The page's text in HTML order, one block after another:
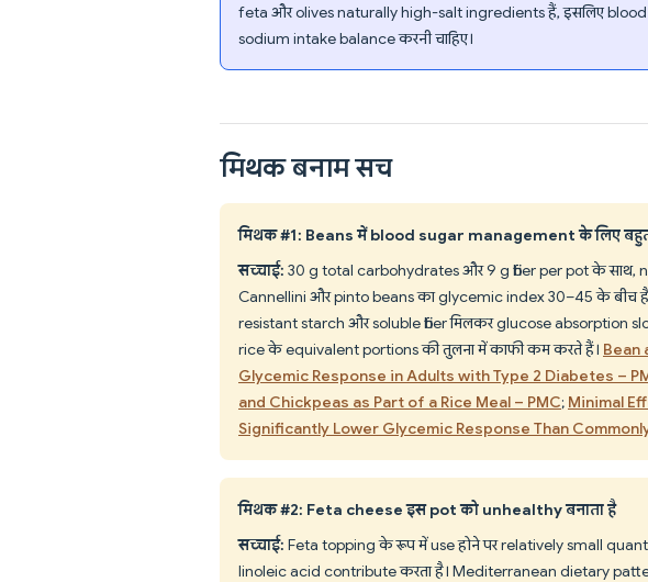
feta और olives naturally high-salt ingredients हैं, इसलिए blood
sodium intake balance करनी चाहिए।
मिथक बनाम सच
मिथक #1: Beans में blood sugar management के लिए बहुत
सच्चाई: 30 g total carbohydrates और 9 g fiber per pot के साथ,
Cannellini और pinto beans का glycemic index 30–45 के बीच
resistant starch और soluble fiber मिलकर glucose absorption
rice के equivalent portions की तुलना में काफी कम करते हैं। Bean
Glycemic Response in Adults with Type 2 Diabetes –
and Chickpeas as Part of a Rice Meal – PMC; Minimal
Significantly Lower Glycemic Response Than
मिथक #2: Feta cheese इस pot को unhealthy बनाता है
सच्चाई: Feta topping के रूप में use होने पर relatively small
linoleic acid contribute करता है। Mediterranean dietary